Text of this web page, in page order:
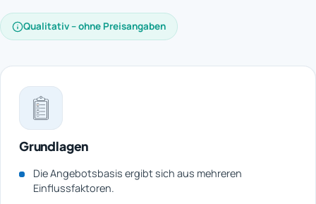
Qualitativ – ohne Preisangaben
Grundlagen
Die Angebotsbasis ergibt sich aus mehreren
Einflussfaktoren.